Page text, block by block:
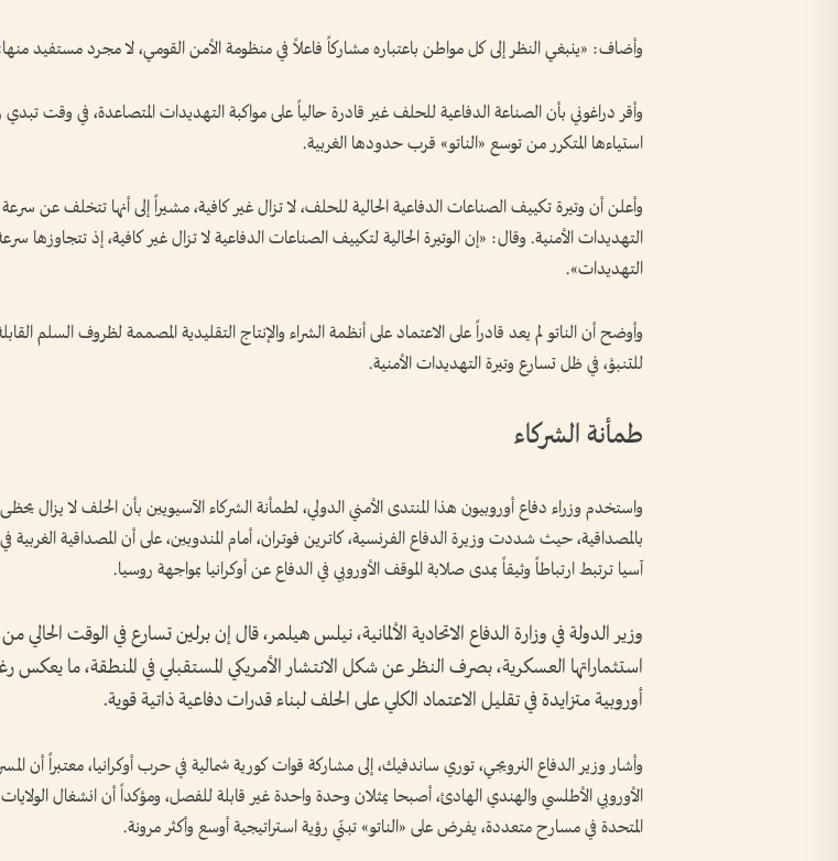
وأضاف: «ينبغي النظر إلى كل مواطن باعتباره مشاركاً فاعلاً في منظومة الأمن القومي، لا مجرد مستفيد
وأقر دراغوني بأن الصناعة الدفاعية للحلف غير قادرة حالياً على مواكبة التهديدات المتصاعدة، في وقت تبدي
استياءها المتكرر من توسع «الناتو» قرب حدودها الغربية.
وأعلن أن وتيرة تكييف الصناعات الدفاعية الحالية للحلف، لا تزال غير كافية، مشيراً إلى أنها تتخلف عن
التهديدات الأمنية. وقال: «إن الوتيرة الحالية لتكييف الصناعات الدفاعية لا تزال غير كافية، إذ تتجاوزها
التهديدات».
وأوضح أن الناتو لم يعد قادراً على الاعتماد على أنظمة الشراء والإنتاج التقليدية المصممة لظروف السلم
للتنبؤ، في ظل تسارع وتيرة التهديدات الأمنية.
طمأنة الشركاء
واستخدم وزراء دفاع أوروبيون هذا المنتدى الأمني الدولي، لطمأنة الشركاء الآسيويين بأن الحلف لا يزال يحظى
بالمصداقية، حيث شددت وزيرة الدفاع الفرنسية، كاترين فوتران، أمام المندوبين، على أن المصداقية الغربية
آسيا ترتبط ارتباطاً وثيقاً بمدى صلابة الموقف الأوروبي في الدفاع عن أوكرانيا بمواجهة روسيا.
وزير الدولة في وزارة الدفاع الاتحادية الألمانية، نيلس هيلمر، قال إن برلين تسارع في الوقت الحالي
استثماراتها العسكرية، بصرف النظر عن شكل الانتشار الأمريكي المستقبلي في المنطقة، ما يعكس
أوروبية متزايدة في تقليل الاعتماد الكلي على الحلف لبناء قدرات دفاعية ذاتية قوية.
وأشار وزير الدفاع النرويجي، توري ساندفيك، إلى مشاركة قوات كورية شمالية في حرب أوكرانيا، معتبراً أن
الأوروبي الأطلسي والهندي الهادئ، أصبحا يمثلان وحدة واحدة غير قابلة للفصل، ومؤكداً أن انشغال الولايات
المتحدة في مسارح متعددة، يفرض على «الناتو» تبنّي رؤية استراتيجية أوسع وأكثر مرونة.